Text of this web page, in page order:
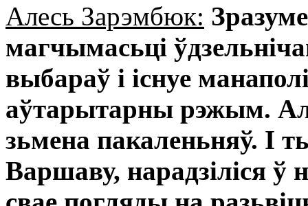
Алесь Зарэмбюк:
магчымасьці
выбараў і існуе
аўтарытарны рэжым.
зьмена пакаленьняў. І
Варшаву, нарадзіліся ў